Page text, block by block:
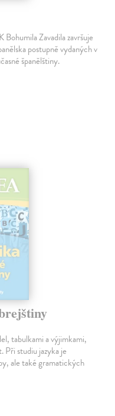
Zavadila završuje
postupně vydaných v
španělštiny.
tabulkami a výjimkami,
Při studiu jazyka je
ale také gramatických